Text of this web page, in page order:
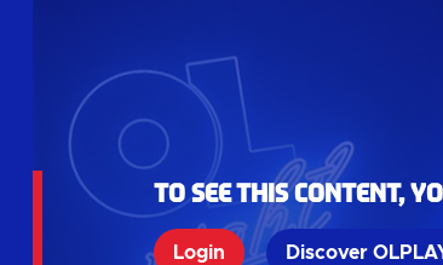
To see this content,
Login Discover